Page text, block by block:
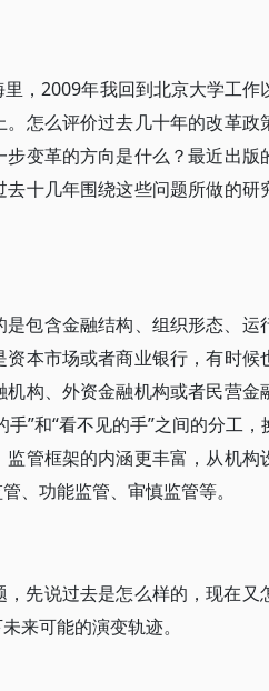
，2009年我回到北京大学工作
怎么评价过去几十年的改革政
变革的方向是什么？最近出版
十几年围绕这些问题所做的研
包含金融结构、组织形态、运
本市场或者商业银行，有时候
构、外资金融机构或者民营金
”和“看不见的手”之间的分工
管框架的内涵更丰富，从机构
、功能监管、审慎监管等。
先说过去是怎么样的，现在又
来可能的演变轨迹。